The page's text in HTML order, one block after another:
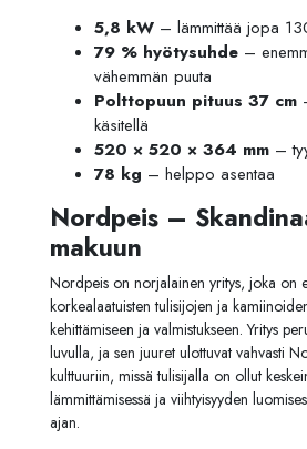
5,8 kW – lämmittää jopa
79 % hyötysuhde –
vähemmän puuta
Polttopuun pituus 37 cm
käsitellä
520 × 520 × 364 mm –
78 kg – helppo asentaa
Nordpeis –
makuun
Nordpeis on norjalainen yritys, joka on
korkealaatuisten tulisijojen ja
kehittämiseen ja valmistukseen. Yritys
luvulla, ja sen juuret ulottuvat vahvasti
kulttuuriin, missä tulisijalla on ollut
lämmittämisessä ja viihtyisyyden
ajan.